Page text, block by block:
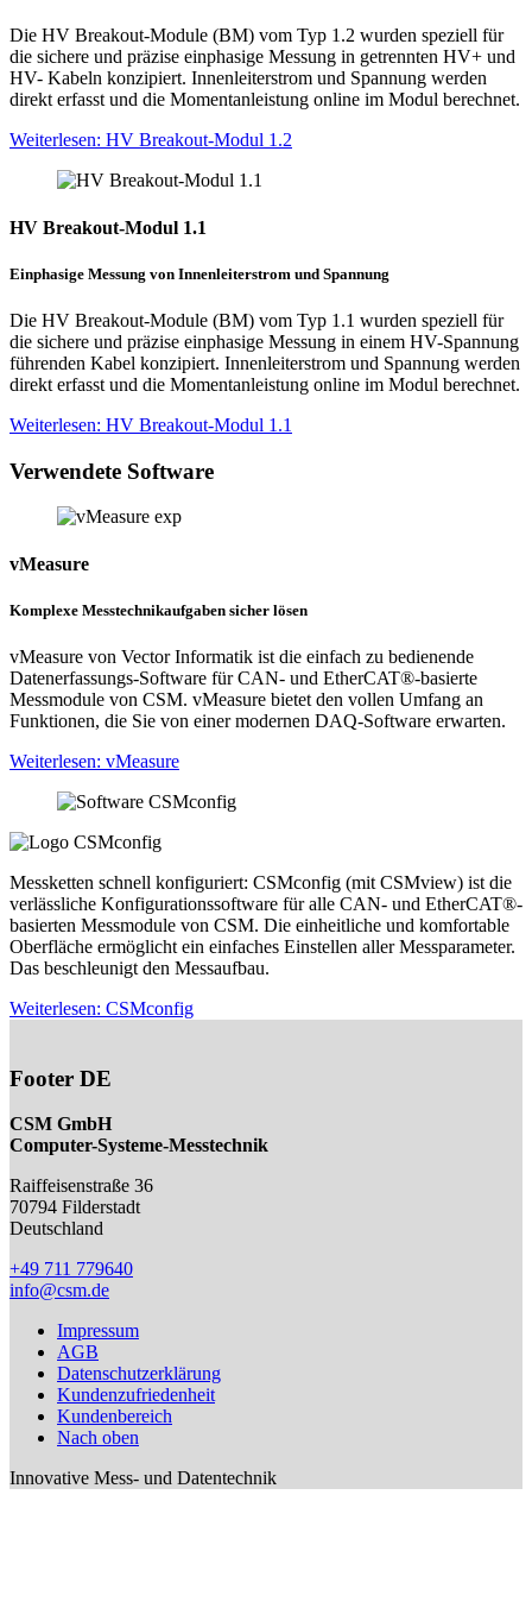
Die HV Breakout-Module (BM) vom Typ 1.2 wurden speziell für
die sichere und präzise einphasige Messung in getrennten HV+ und
HV- Kabeln konzipiert. Innenleiterstrom und Spannung werden
direkt erfasst und die Momentanleistung online im Modul berechnet.
Weiterlesen: HV Breakout-Modul 1.2
HV Breakout-Modul 1.1
Einphasige Messung von Innenleiterstrom und Spannung
Die HV Breakout-Module (BM) vom Typ 1.1 wurden speziell für
die sichere und präzise einphasige Messung in einem HV-Spannung
führenden Kabel konzipiert. Innenleiterstrom und Spannung werden
direkt erfasst und die Momentanleistung online im Modul berechnet.
Weiterlesen: HV Breakout-Modul 1.1
Verwendete Software
vMeasure
Komplexe Messtechnikaufgaben sicher lösen
vMeasure von Vector Informatik ist die einfach zu bedienende
Datenerfassungs-Software für CAN- und EtherCAT®-basierte
Messmodule von CSM. vMeasure bietet den vollen Umfang an
Funktionen, die Sie von einer modernen DAQ-Software erwarten.
Weiterlesen: vMeasure
Messketten schnell konfiguriert: CSMconfig (mit CSMview) ist die
verlässliche Konfigurationssoftware für alle CAN- und EtherCAT®-
basierten Messmodule von CSM. Die einheitliche und komfortable
Oberfläche ermöglicht ein einfaches Einstellen aller Messparameter.
Das beschleunigt den Messaufbau.
Weiterlesen: CSMconfig
Footer DE
CSM GmbH
Computer-Systeme-Messtechnik
Raiffeisenstraße 36
70794 Filderstadt
Deutschland
+49 711 779640
info@csm.de
Impressum
AGB
Datenschutzerklärung
Kundenzufriedenheit
Kundenbereich
Nach oben
Innovative Mess- und Datentechnik